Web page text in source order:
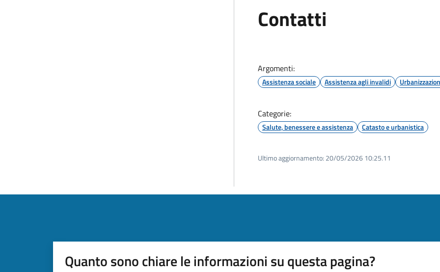
Contatti
Argomenti:
Assistenza sociale Assistenza agli invalidi
Categorie:
Salute, benessere e assistenza Catasto e urbanistica
Ultimo aggiornamento: 20/05/2026 10:25.11
Quanto sono chiare le informazioni su questa pagina?